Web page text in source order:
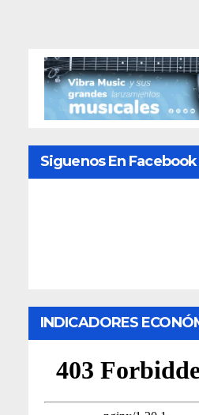
Siguenos En Facebook
INDICADORES